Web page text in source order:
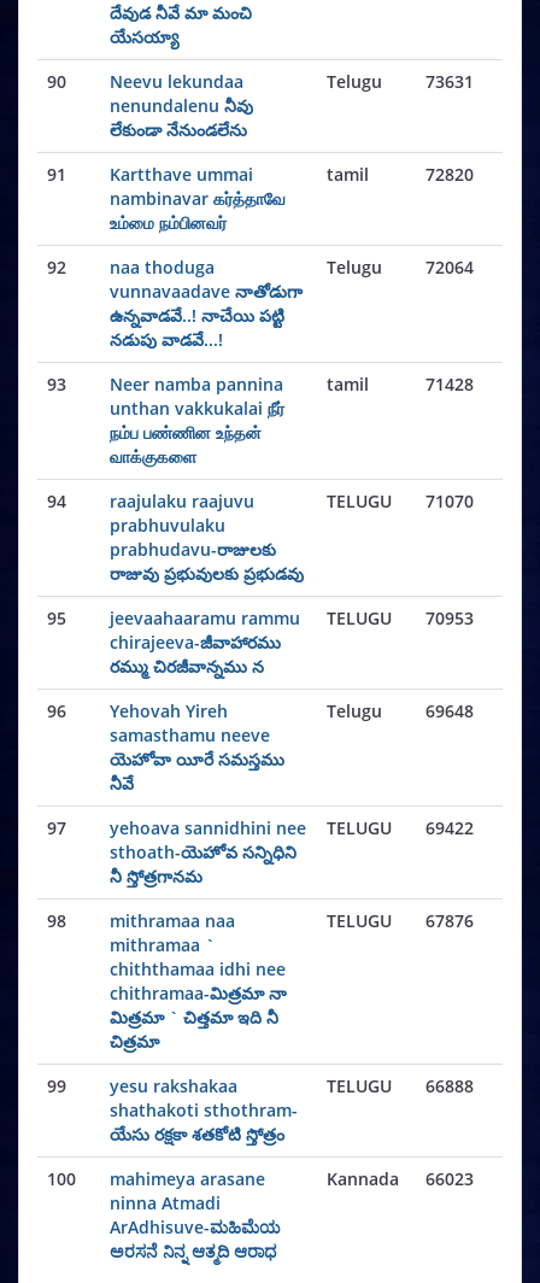
దేవుడ నీవే మా మంచి
యేసయ్యా
90
Neevu lekundaa
nenundalenu నీవు
లేకుండా నేనుండలేను
Telugu 73631
91
Kartthave ummai
nambinavar கர்த்தாவே
உம்மை நம்பினவர்
tamil 72820
92
naa thoduga
vunnavaadave నాతోడుగా
ఉన్నవాడవే..! నాచేయి పట్టి
నడుపు వాడవే...!
Telugu 72064
93
Neer namba pannina
unthan vakkukalai நீர்
நம்ப பண்ணின உந்தன்
வாக்குகளை
tamil 71428
94
raajulaku raajuvu
prabhuvulaku
prabhudavu-రాజులకు
రాజువు ప్రభువులకు ప్రభుడవు
TELUGU 71070
95
jeevaahaaramu rammu
chirajeeva-జీవాహారము
రమ్ము చిరజీవాన్నము న
TELUGU 70953
96
Yehovah Yireh
samasthamu neeve
యెహోవా యీరే సమస్తము
నీవే
Telugu 69648
97
yehoava sannidhini nee
sthoath-యెహోవ సన్నిధిని
నీ స్తోత్రగానమ
TELUGU 69422
98
mithramaa naa
mithramaa `
chiththamaa idhi nee
chithramaa-మిత్రమా నా
మిత్రమా ` చిత్తమా ఇది నీ
చిత్రమా
TELUGU 67876
99
yesu rakshakaa
shathakoti sthothram-
యేసు రక్షకా శతకోటి స్తోత్రం
TELUGU 66888
100
mahimeya arasane
ninna Atmadi
ArAdhisuve-ಮಹಿಮೆಯ
ಅರಸನೆ ನಿನ್ನ ಆತ್ಮದಿ ಆರಾಧ
Kannada 66023